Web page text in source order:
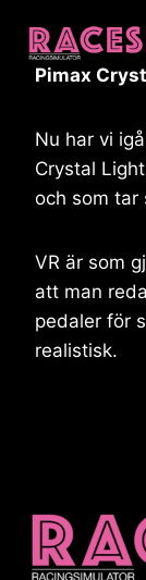
contentPimax
Nu har vi
Crystal
och som tar
VR är som
att man
pedaler för
realistisk.